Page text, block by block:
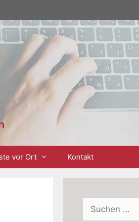
vor Ort Kontakt
Suchen
nach: